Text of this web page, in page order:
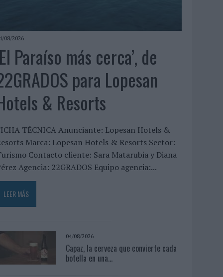
08/2026
Paraíso más cerca’, de
para Lopesan
& Resorts
TÉCNICA Anunciante: Lopesan Hotels &
Marca: Lopesan Hotels & Resorts Sector:
Contacto cliente: Sara Matarubia y Diana
Agencia: 22GRADOS Equipo agencia:...
LEER MÁS
04/08/2026
Capaz, la cerveza que convierte cada
botella en una...